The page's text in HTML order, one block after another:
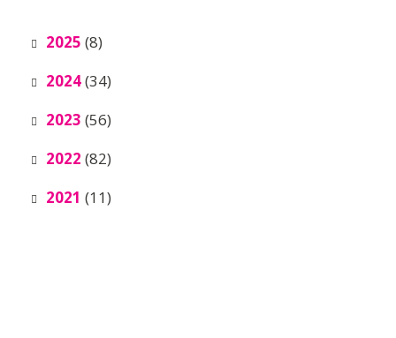
2025 (8)
2024(34)
2023 (56)
2022 (82)
2021 (11)